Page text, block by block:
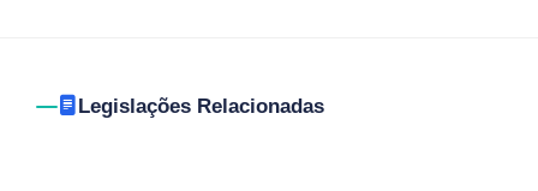
Legislações Relacionadas